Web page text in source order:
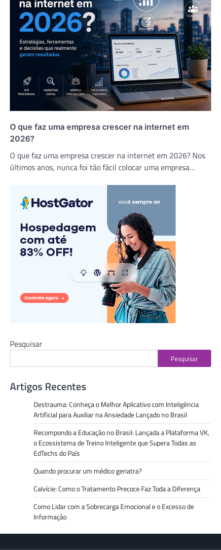
O que faz uma empresa crescer na internet em
2026?
O que faz uma empresa crescer na internet em 2026? Nos
últimos anos, nunca foi tão fácil colocar uma empresa…
Pesquisar
Pesquisar
Artigos Recentes
Destrauma: Conheça o Melhor Aplicativo com Inteligência
Artificial para Auxiliar na Ansiedade Lançado no Brasil
Recompondo a Educação no Brasil: Lançada a Plataforma VK,
o Ecossistema de Treino Inteligente que Supera Todas as
EdTechs do País
Quando procurar um médico geriatra?
Calvície: Como o Tratamento Precoce Faz Toda a Diferença
Como Lidar com a Sobrecarga Emocional e o Excesso de
Informação